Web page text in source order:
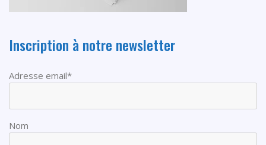
Inscription à notre newsletter
Adresse email*
Nom